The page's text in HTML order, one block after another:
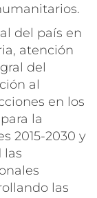
del país en
atención
del
al
en los
la
2015-2030 y
las
las